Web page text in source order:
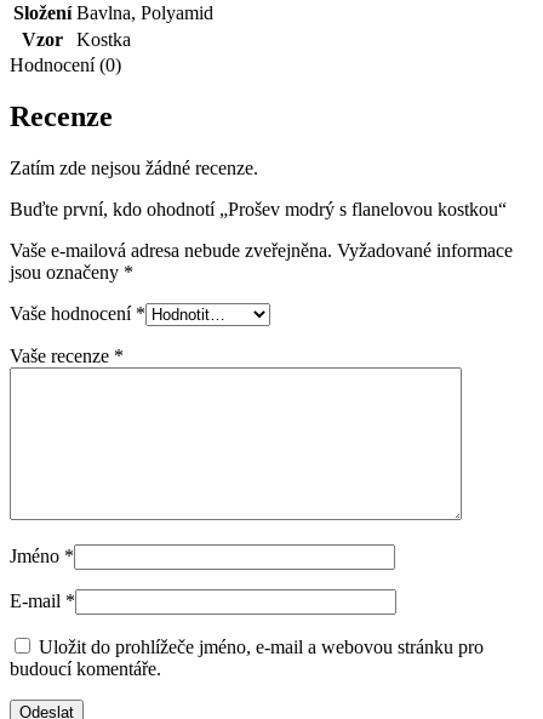
Složení Bavlna, Polyamid
Vzor
Kostka
Hodnocení (0)
Recenze
Zatím zde nejsou žádné recenze.
Buďte první, kdo ohodnotí „Prošev modrý s flanelovou kostkou“
Vaše e-mailová adresa nebude zveřejněna. Vyžadované informace
jsou označeny *
Vaše hodnocení *
Vaše recenze *
Jméno *
E-mail *
Uložit do prohlížeče jméno, e-mail a webovou stránku pro
budoucí komentáře.